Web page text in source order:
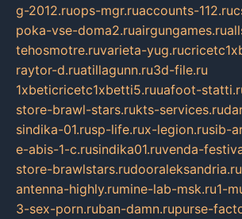
g-2012.ruops-mgr.ruaccounts-112.ru
poka-vse-doma2.ruairgungames.ru
tehosmotre.ruvarieta-yug.ru
raytor-d.ruatillagunn.ru3d-file.ru
1xbeticricetc1xbetti5.ruuafoot-
store-brawl-stars.rukts-services.ru
sindika-01.rusp-life.rux-legion.rusib-
e-abis-1-c.rusindika01.ruvenda-
store-brawlstars.rudooraleksandria.ru
antenna-highly.rumine-lab-msk.ru1-
3-sex-porn.ruban-damn.rupurse-